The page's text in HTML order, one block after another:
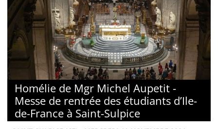
Homélie de Mgr Michel Aupetit -
Messe de rentrée des étudiants d’Ile-
de-France à Saint-Sulpice